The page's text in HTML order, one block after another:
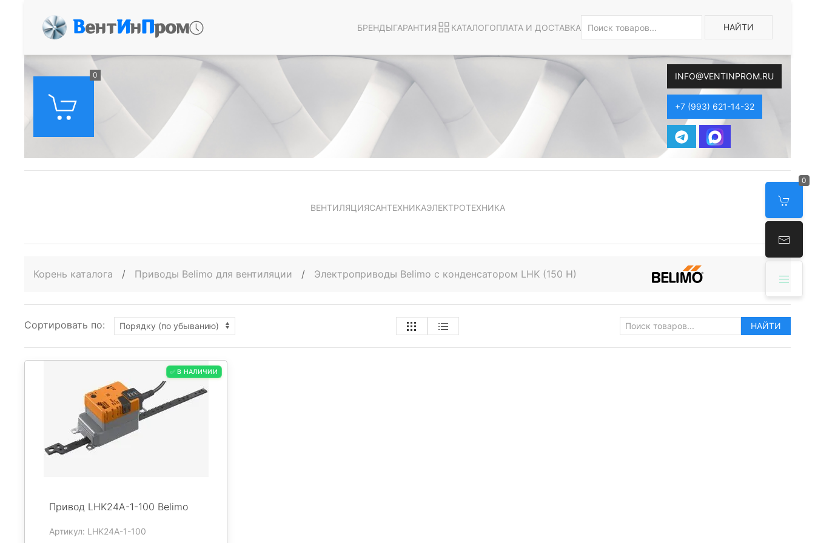
ВентИнПром БРЕНДЫГАРАНТИЯ КАТАЛОГОПЛАТА И ДОСТАВКА НАЙТИ
0 INFO@VENTINPROM.RU
+7 (993) 621-14-32
0
ВЕНТИЛЯЦИЯСАНТЕХНИКАЭЛЕКТРОТЕХНИКА
Корень каталога / Приводы Belimo для вентиляции / Электроприводы Belimo с конденсатором LHK (150 H)
Сортировать по: НАЙТИ
✅ В НАЛИЧИИ
Привод LHK24A-1-100 Belimo
Артикул: LHK24A-1-100